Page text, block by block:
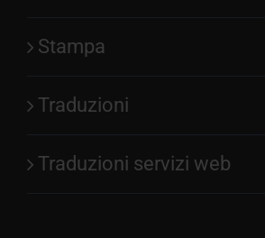
Stampa
Traduzioni
Traduzioni servizi web